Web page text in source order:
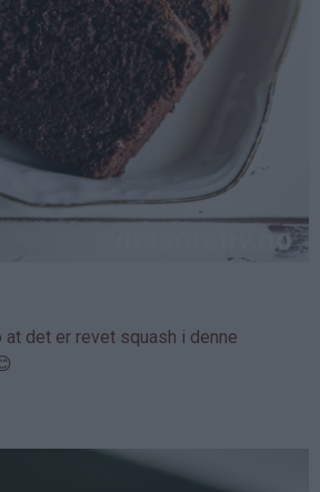
at det er revet squash i denne